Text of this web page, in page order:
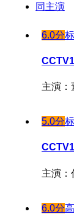
同主演
6.0分
主演：
5.0分
主演：
6.0分